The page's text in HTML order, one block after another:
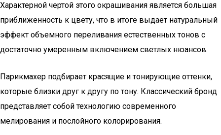
Характерной чертой этого окрашивания является большая
приближенность к цвету, что в итоге выдает натуральный
эффект объемного переливания естественных тонов с
достаточно умеренным включением светлых нюансов.
Парикмахер подбирает красящие и тонирующие оттенки,
которые близки друг к другу по тону. Классический бронд
представляет собой технологию современного
мелирования и послойного колорирования.